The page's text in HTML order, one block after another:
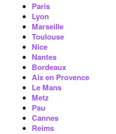
Paris
Lyon
Marseille
Toulouse
Nice
Nantes
Bordeaux
Aix en Provence
Le Mans
Metz
Pau
Cannes
Reims